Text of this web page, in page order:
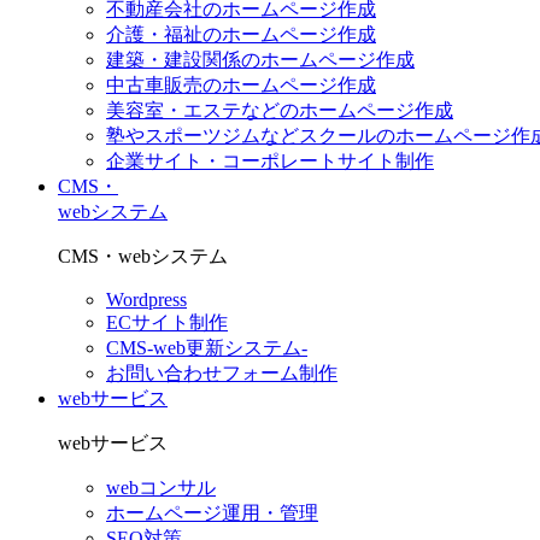
不動産会社のホームページ作成
介護・福祉のホームページ作成
建築・建設関係のホームページ作成
中古車販売のホームページ作成
美容室・エステなどのホームページ作成
塾やスポーツジムなどスクールのホームページ作
企業サイト・コーポレートサイト制作
CMS・
webシステム
CMS・webシステム
Wordpress
ECサイト制作
CMS-web更新システム-
お問い合わせフォーム制作
webサービス
webサービス
webコンサル
ホームページ運用・管理